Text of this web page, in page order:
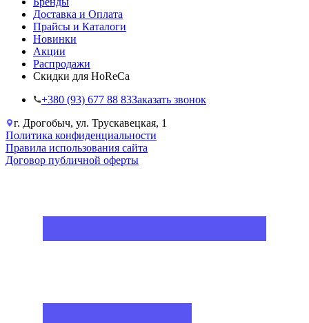
Доставка и Оплата
Прайсы и Каталоги
Новинки
Акции
Распродажи
Скидки для HoReCa
+38‎0 (93) 677 88 83Заказать звонок
г. Дрогобыч, ул. Трускавецкая, 1
Политика конфиденциальности
Правила использования сайта
Договор публичной оферты